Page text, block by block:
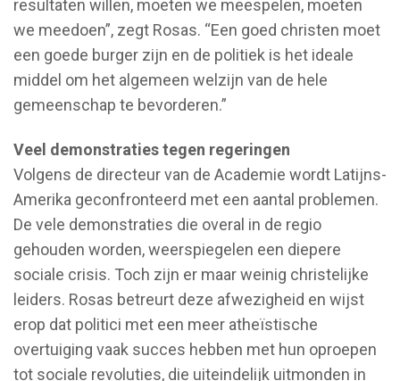
resultaten willen, moeten we meespelen, moeten
we meedoen”, zegt Rosas. “Een goed christen moet
een goede burger zijn en de politiek is het ideale
middel om het algemeen welzijn van de hele
gemeenschap te bevorderen.”
Veel demonstraties tegen regeringen
Volgens de directeur van de Academie wordt Latijns-
Amerika geconfronteerd met een aantal problemen.
De vele demonstraties die overal in de regio
gehouden worden, weerspiegelen een diepere
sociale crisis. Toch zijn er maar weinig christelijke
leiders. Rosas betreurt deze afwezigheid en wijst
erop dat politici met een meer atheïstische
overtuiging vaak succes hebben met hun oproepen
tot sociale revoluties, die uiteindelijk uitmonden in